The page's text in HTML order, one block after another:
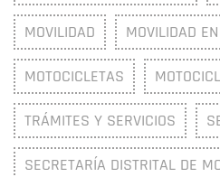
MOVILIDAD MOVILIDAD
MOTOCICLETAS
TRÁMITES Y SERVICIOS
SECRETARÍA DISTRITAL DE